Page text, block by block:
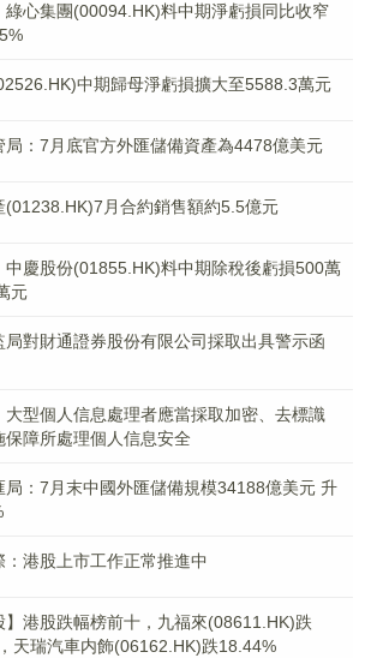
綠心集團(00094.HK)料中期淨虧損同比收窄
中期歸母淨虧損擴大至5588.3萬元
局：7月底官方外匯儲備資產為4478億美元
(01238.HK)7月合約銷售額約5.5億元
中慶股份(01855.HK)料中期除稅後虧損500萬
元
局對財通證券股份有限公司採取出具警示函
大型個人信息處理者應當採取加密、去標識
保障所處理個人信息安全
局：7月末中國外匯儲備規模34188億美元 升
：港股上市工作正常推進中
】港股跌幅榜前十，九福來(08611.HK)跌
天瑞汽車内飾(06162.HK)跌18.44%